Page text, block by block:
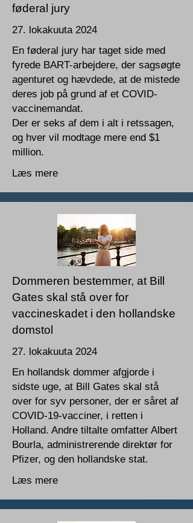
føderal jury
27. lokakuuta 2024
En føderal jury har taget side med
fyrede BART-arbejdere, der sagsøgte
agenturet og hævdede, at de mistede
deres job på grund af et COVID-
vaccinemandat.
Der er seks af dem i alt i retssagen,
og hver vil modtage mere end $1
million.
Læs mere
Dommeren bestemmer, at Bill
Gates skal stå over for
vaccineskadet i den hollandske
domstol
27. lokakuuta 2024
En hollandsk dommer afgjorde i
sidste uge, at Bill Gates skal stå
over for syv personer, der er såret af
COVID-19-vacciner, i retten i
Holland. Andre tiltalte omfatter Albert
Bourla, administrerende direktør for
Pfizer, og den hollandske stat.
Læs mere